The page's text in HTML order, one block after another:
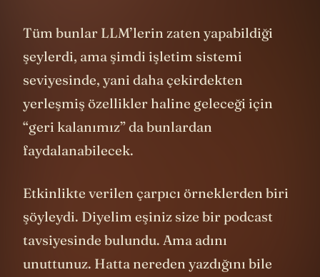
Tüm bunlar LLM’lerin zaten yapabildiği
şeylerdi, ama şimdi işletim sistemi
seviyesinde, yani daha çekirdekten
yerleşmiş özellikler haline geleceği için
“geri kalanımız” da bunlardan
faydalanabilecek.
Etkinlikte verilen çarpıcı örneklerden biri
şöyleydi. Diyelim eşiniz size bir podcast
tavsiyesinde bulundu. Ama adını
unuttunuz. Hatta nereden yazdığını bile